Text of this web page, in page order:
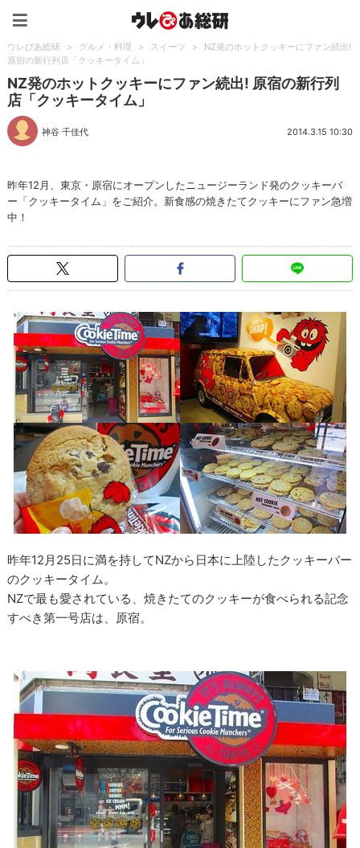
ウレぴあ総研 > グルメ・料理 > スイーツ >
NZ発のホットクッキーにファン続出!
原宿の新行列店「クッキータイム」
NZ発のホットクッキーにファン続出! 原宿の新行列
店「クッキータイム」
神谷 千佳代 2014.3.15 10:30
昨年12月、東京・原宿にオープンしたニュージーランド発のクッキーバ
ー「クッキータイム」をご紹介。新食感の焼きたてクッキーにファン急増
中！
昨年12月25日に満を持してNZから日本に上陸したクッキーバー
のクッキータイム。
NZで最も愛されている、焼きたてのクッキーが食べられる記念
すべき第一号店は、原宿。